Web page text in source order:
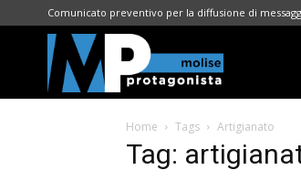
Comunicato preventivo per la diffusione di
Protagonista
Home Tags Artigianato
Tag: